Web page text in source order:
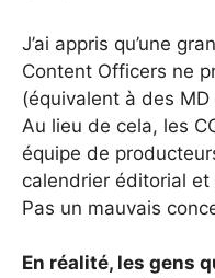
J’ai appris qu’une
Content Officers ne
(équivalent à des
Au lieu de cela, les
équipe de
calendrier éditorial
Pas un mauvais
En réalité, les gens